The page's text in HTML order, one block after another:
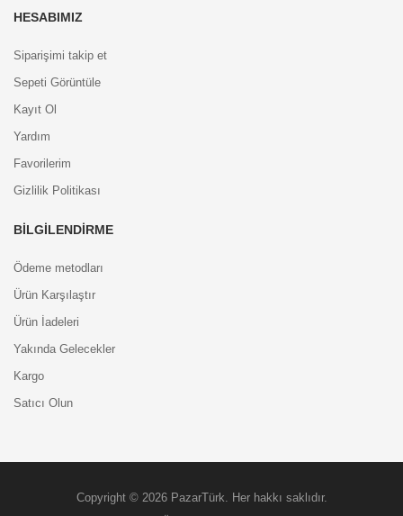
HESABIMIZ
Siparişimi takip et
Sepeti Görüntüle
Kayıt Ol
Yardım
Favorilerim
Gizlilik Politikası
BILGILENDIRME
Ödeme metodları
Ürün Karşılaştır
Ürün İadeleri
Yakında Gelecekler
Kargo
Satıcı Olun
Copyright © 2026 PazarTürk. Her hakkı saklıdır.